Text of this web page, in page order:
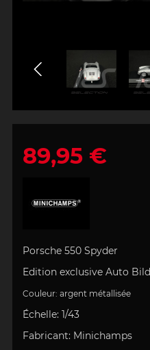
89,95 €
Porsche 550 Spyder
Edition exclusive Auto Bild
Couleur: argent métallisée
Échelle: 1/43
Fabricant: Minichamps